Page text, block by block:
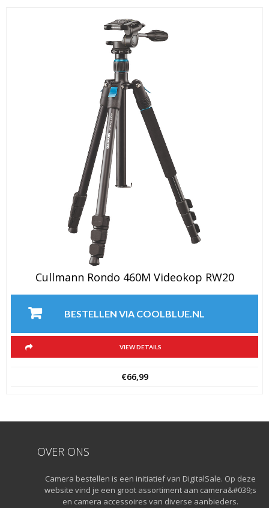
Cullmann Rondo 460M Videokop RW20
BESTELLEN VIA COOLBLUE.NL
VIEW DETAILS
€66,99
OVER ONS
Camera bestellen is een initiatief van DigitalSale. Op deze
website vind je een groot assortiment aan camera&#039;s
en camera accessoires van diverse aanbieders.